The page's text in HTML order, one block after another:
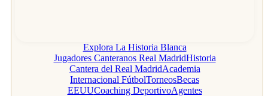
Explora La Historia Blanca
Jugadores Canteranos Real MadridHistoria
Cantera del Real MadridAcademia
Internacional FútbolTorneosBecas
EEUUCoaching DeportivoAgentes